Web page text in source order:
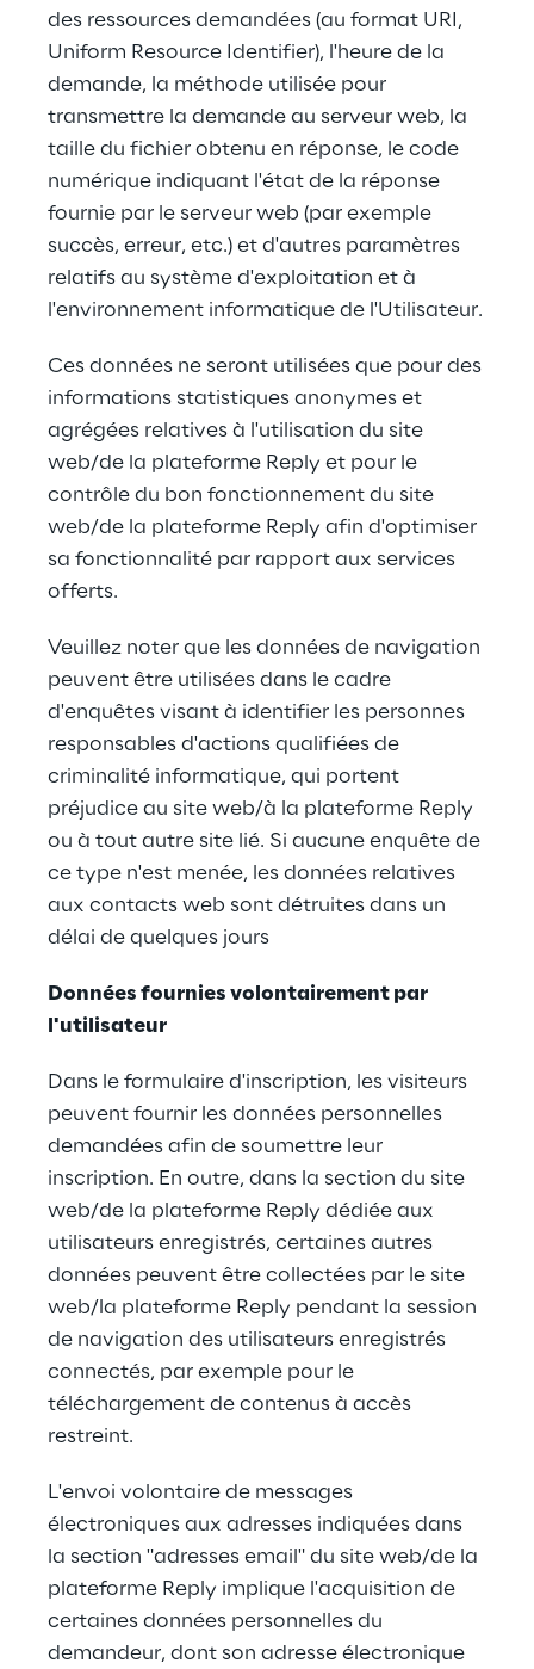
des ressources demandées (au format URI,
Uniform Resource Identifier), l'heure de la
demande, la méthode utilisée pour
transmettre la demande au serveur web, la
taille du fichier obtenu en réponse, le code
numérique indiquant l'état de la réponse
fournie par le serveur web (par exemple
succès, erreur, etc.) et d'autres paramètres
relatifs au système d'exploitation et à
l'environnement informatique de l'Utilisateur.
Ces données ne seront utilisées que pour des
informations statistiques anonymes et
agrégées relatives à l'utilisation du site
web/de la plateforme Reply et pour le
contrôle du bon fonctionnement du site
web/de la plateforme Reply afin d'optimiser
sa fonctionnalité par rapport aux services
offerts.
Veuillez noter que les données de navigation
peuvent être utilisées dans le cadre
d'enquêtes visant à identifier les personnes
responsables d'actions qualifiées de
criminalité informatique, qui portent
préjudice au site web/à la plateforme Reply
ou à tout autre site lié. Si aucune enquête de
ce type n'est menée, les données relatives
aux contacts web sont détruites dans un
délai de quelques jours
Données fournies volontairement par
l'utilisateur
Dans le formulaire d'inscription, les visiteurs
peuvent fournir les données personnelles
demandées afin de soumettre leur
inscription. En outre, dans la section du site
web/de la plateforme Reply dédiée aux
utilisateurs enregistrés, certaines autres
données peuvent être collectées par le site
web/la plateforme Reply pendant la session
de navigation des utilisateurs enregistrés
connectés, par exemple pour le
téléchargement de contenus à accès
restreint.
L'envoi volontaire de messages
électroniques aux adresses indiquées dans
la section "adresses email" du site web/de la
plateforme Reply implique l'acquisition de
certaines données personnelles du
demandeur, dont son adresse électronique